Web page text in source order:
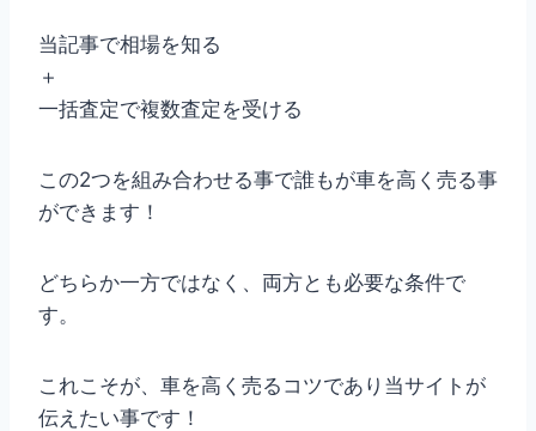
当記事で相場を知る
＋
一括査定で複数査定を受ける
この2つを組み合わせる事で誰もが車を高く売る事
ができます！
どちらか一方ではなく、両方とも必要な条件で
す。
これこそが、車を高く売るコツであり当サイトが
伝えたい事です！